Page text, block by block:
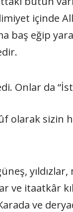
içinde
baş eğip
Onlar da
olarak sizin
itaatkâr
ve